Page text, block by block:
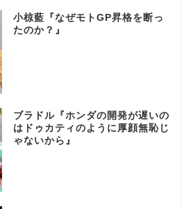
小椋藍『なぜモトGP昇格を断っ
たのか？』
ブラドル『ホンダの開発が遅いの
はドゥカティのように厚顔無恥じ
ゃないから』